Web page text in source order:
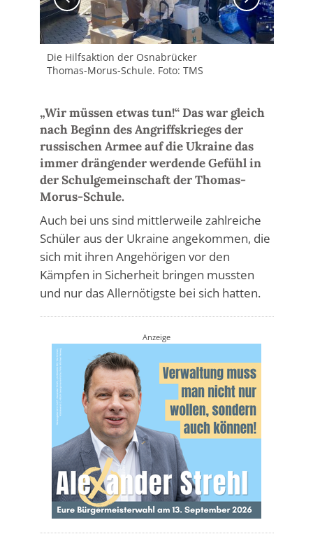
Die Hilfsaktion der Osnabrücker
Thomas-Morus-Schule. Foto: TMS
„Wir müssen etwas tun!“ Das war gleich
nach Beginn des Angriffskrieges der
russischen Armee auf die Ukraine das
immer drängender werdende Gefühl in
der Schulgemeinschaft der Thomas-
Morus-Schule.
Auch bei uns sind mittlerweile zahlreiche
Schüler aus der Ukraine angekommen, die
sich mit ihren Angehörigen vor den
Kämpfen in Sicherheit bringen mussten
und nur das Allernötigste bei sich hatten.
Anzeige